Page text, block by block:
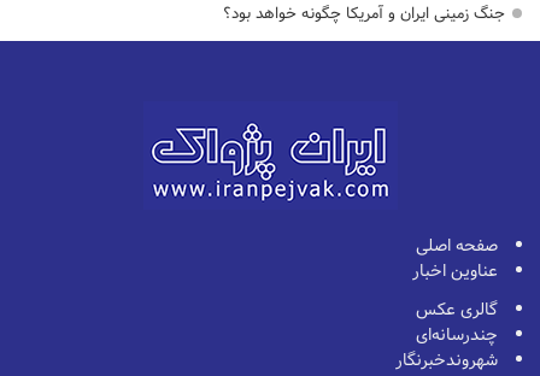
جنگ زمینی ایران و آمریکا چگونه خواهد بود؟
صفحه اصلی
عناوین اخبار
گالری عکس
چندرسانه‌ای
شهروندخبرنگار